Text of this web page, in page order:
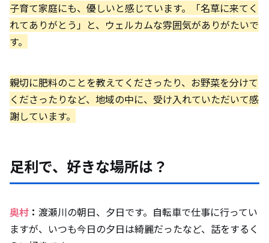
子育て家庭にも、優しいと感じています。「名草に来てく
れてありがとう」と、ウェルカムな雰囲気がありがたいで
す。
親切に肥料のことを教えてくださったり、お野菜を分けて
くださったりなど、地域の中に、受け入れていただいて感
謝しています。
足利で、好きな場所は？
奥村 ： 渡瀬川の朝日、夕日です。自転車で仕事に行ってい
ますが、いつも今日の夕日は綺麗だったなど、話をするく